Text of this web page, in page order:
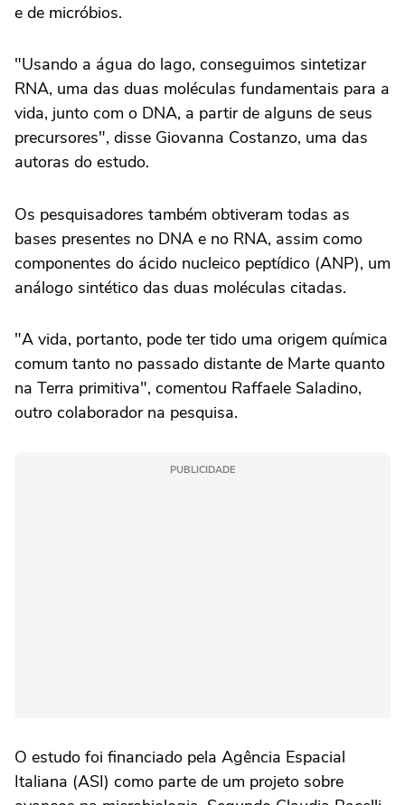
e de micróbios.
"Usando a água do lago, conseguimos sintetizar
RNA, uma das duas moléculas fundamentais para a
vida, junto com o DNA, a partir de alguns de seus
precursores", disse Giovanna Costanzo, uma das
autoras do estudo.
Os pesquisadores também obtiveram todas as
bases presentes no DNA e no RNA, assim como
componentes do ácido nucleico peptídico (ANP), um
análogo sintético das duas moléculas citadas.
"A vida, portanto, pode ter tido uma origem química
comum tanto no passado distante de Marte quanto
na Terra primitiva", comentou Raffaele Saladino,
outro colaborador na pesquisa.
PUBLICIDADE
O estudo foi financiado pela Agência Espacial
Italiana (ASI) como parte de um projeto sobre